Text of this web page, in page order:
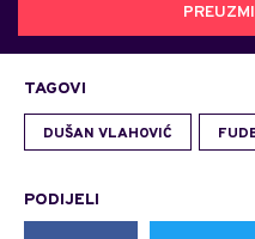
TAGOVI
DUŠAN VLAHOVIĆ
PODIJELI